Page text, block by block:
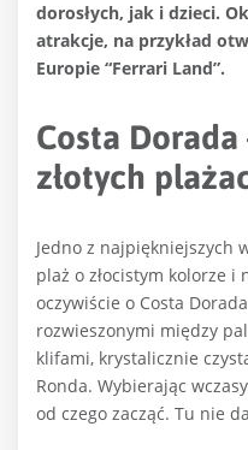
dorosłych, jak i dzieci.
atrakcje, na przykład
Europie “Ferrari Land”.
Costa
złotych
Jedno z najpiękniejszych
plaż o złocistym kolorze
oczywiście o Costa
rozwieszonymi między
klifami, krystalicznie
Ronda. Wybierając
od czego zacząć. Tu nie